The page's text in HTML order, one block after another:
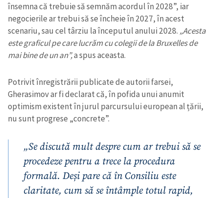
însemna că trebuie să semnăm acordul în 2028”, iar
negocierile ar trebui să se încheie în 2027, în acest
scenariu, sau cel târziu la începutul anului 2028. „Acesta
este graficul pe care lucrăm cu colegii de la Bruxelles de
mai bine de un an”,a spus aceasta.
Potrivit înregistrării publicate de autorii farsei,
Gherasimov ar fi declarat că, în pofida unui anumit
optimism existent în jurul parcursului european al țării,
nu sunt progrese „concrete”.
„Se discută mult despre cum ar trebui să se
procedeze pentru a trece la procedura
formală. Deși pare că în Consiliu este
claritate, cum să se întâmple totul rapid,